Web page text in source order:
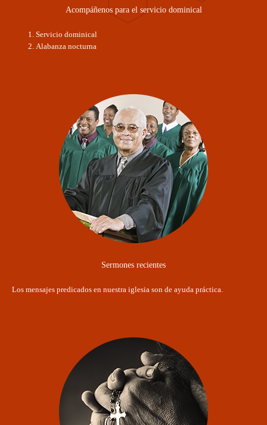
Acompáñenos para el servicio dominical
Servicio dominical
Alabanza nocturna
Sermones recientes
Los mensajes predicados en nuestra iglesia son de ayuda práctica.